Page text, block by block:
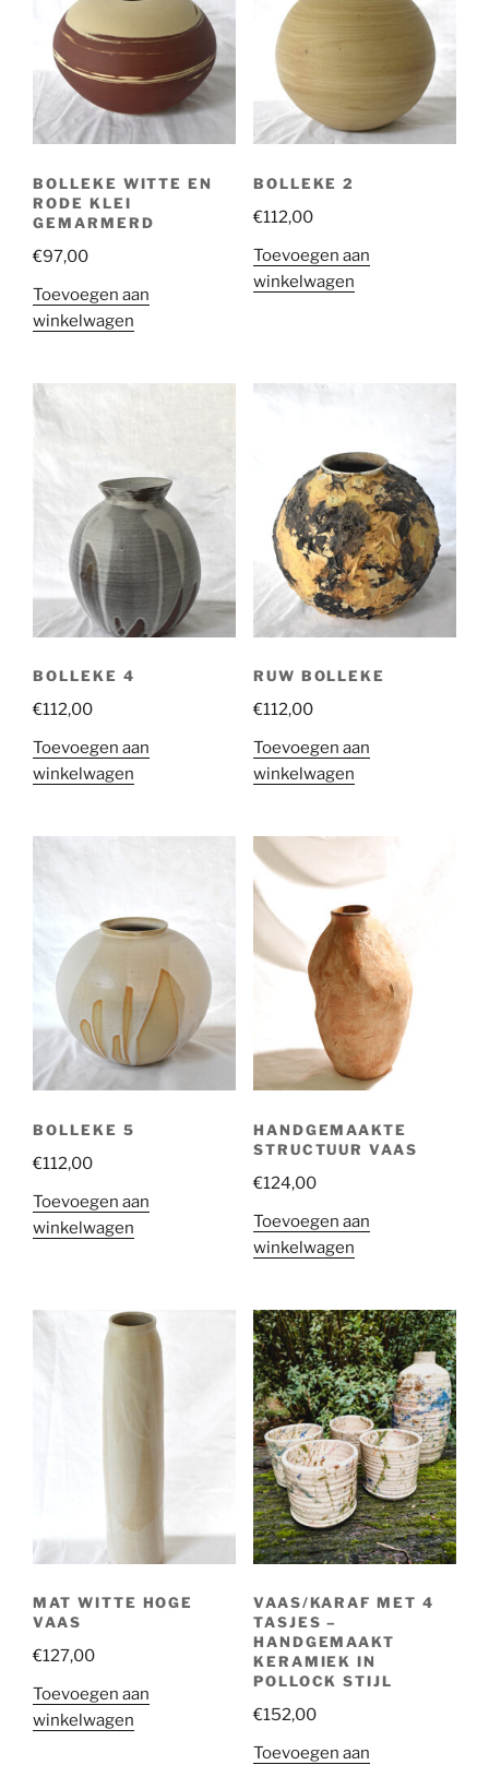
BOLLEKE WITTE EN
RODE KLEI
GEMARMERD
€97,00
Toevoegen aan
winkelwagen
BOLLEKE 2
€112,00
Toevoegen aan
winkelwagen
BOLLEKE 4
€112,00
Toevoegen aan
winkelwagen
RUW BOLLEKE
€112,00
Toevoegen aan
winkelwagen
BOLLEKE 5
€112,00
Toevoegen aan
winkelwagen
HANDGEMAAKTE
STRUCTUUR VAAS
€124,00
Toevoegen aan
winkelwagen
MAT WITTE HOGE
VAAS
€127,00
Toevoegen aan
winkelwagen
VAAS/KARAF MET 4
TASJES –
HANDGEMAAKT
KERAMIEK IN
POLLOCK STIJL
€152,00
Toevoegen aan